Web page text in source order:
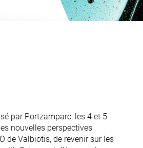
par Portzamparc, les 4 et 5
nouvelles perspectives
de Valbiotis, de revenir sur les